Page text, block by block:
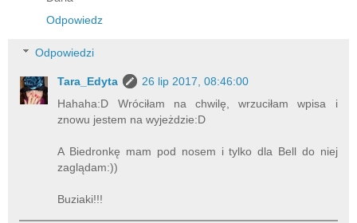
Odpowiedz
Odpowiedzi
Tara_Edyta
26 lip 2017, 08:46:00
Hahaha:D Wróciłam na chwilę, wrzuciłam wpisa i
znowu jestem na wyjeżdzie:D
A Biedronkę mam pod nosem i tylko dla Bell do niej
zaglądam:))
Buziaki!!!